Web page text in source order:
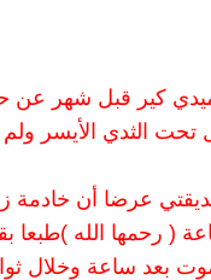
كير قبل شهر عن
الثدي الأيسر
عرضا أن خادمة
( رحمها الله )طبعا
بعد ساعة وخلال